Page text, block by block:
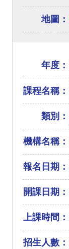
地圖：
年度：
課程名稱：
類別：
機構名稱：
報名日期：
開課日期：
上課時間：
招生人數：